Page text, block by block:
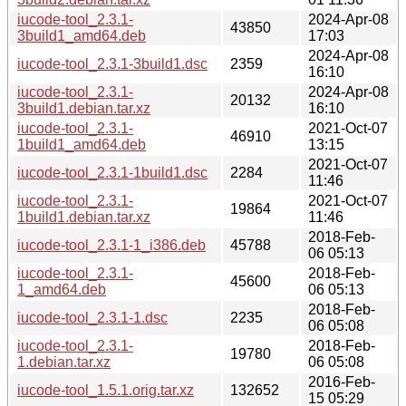
iucode-tool_2.3.1-
3build1_amd64.deb
43850
2024-Apr-08
17:03
iucode-tool_2.3.1-3build1.dsc
2359
2024-Apr-08
16:10
iucode-tool_2.3.1-
3build1.debian.tar.xz
20132
2024-Apr-08
16:10
iucode-tool_2.3.1-
1build1_amd64.deb
46910
2021-Oct-07
13:15
iucode-tool_2.3.1-1build1.dsc
2284
2021-Oct-07
11:46
iucode-tool_2.3.1-
1build1.debian.tar.xz
19864
2021-Oct-07
11:46
iucode-tool_2.3.1-1_i386.deb
45788
2018-Feb-
06 05:13
iucode-tool_2.3.1-
1_amd64.deb
45600
2018-Feb-
06 05:13
iucode-tool_2.3.1-1.dsc
2235
2018-Feb-
06 05:08
iucode-tool_2.3.1-
1.debian.tar.xz
19780
2018-Feb-
06 05:08
iucode-tool_1.5.1.orig.tar.xz
132652
2016-Feb-
15 05:29